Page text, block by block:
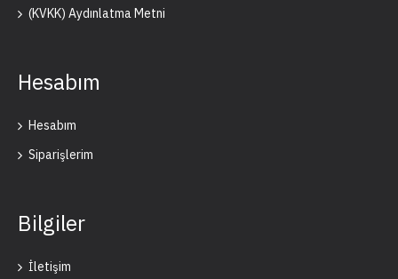
(KVKK) Aydınlatma Metni
Hesabım
Hesabım
Siparişlerim
Bilgiler
İletişim